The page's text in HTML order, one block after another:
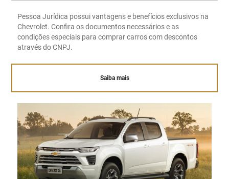
Pessoa Jurídica possui vantagens e benefícios exclusivos na
Chevrolet. Confira os documentos necessários e as
condições especiais para comprar carros com descontos
através do CNPJ.
Saiba mais